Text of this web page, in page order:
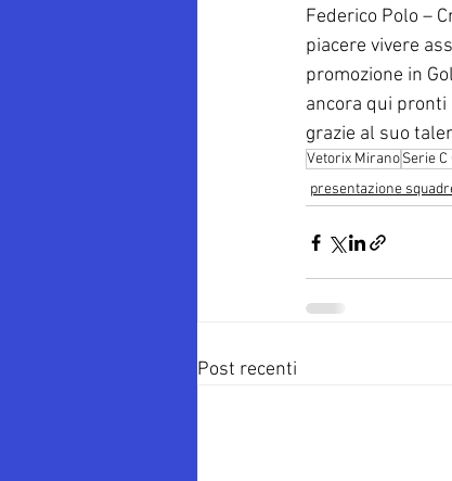
Federico Polo –
piacere vivere
promozione in
ancora qui pronti
grazie al suo
Vetorix MiranoSerie
presentazione
Post recenti